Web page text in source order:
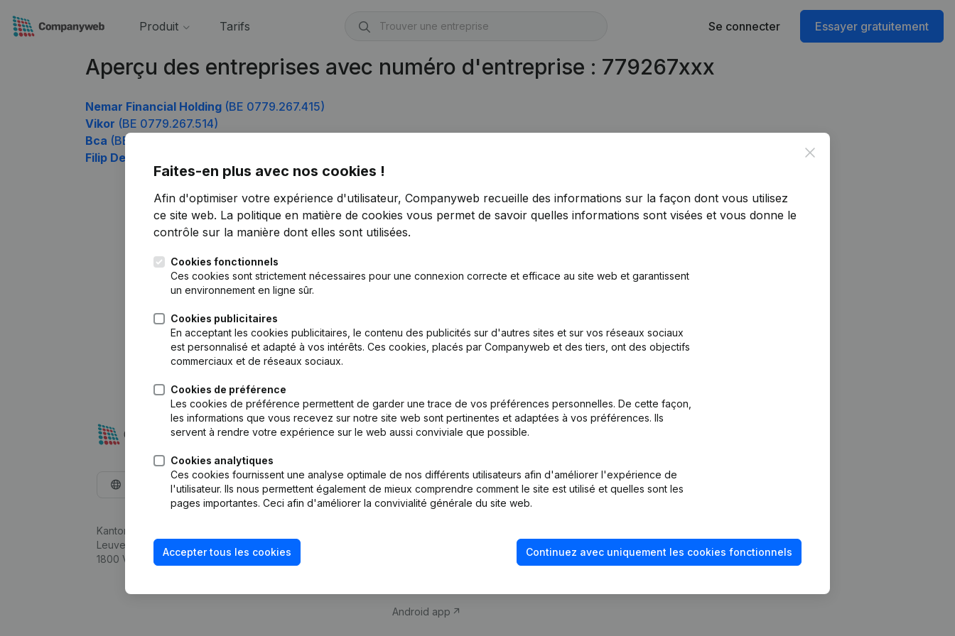
Produit Tarifs Se connecter Essayer gratuitement
Aperçu des entreprises avec numéro d'entreprise : 779267xxx
Nemar Financial Holding (BE 0779.267.415)
Vikor (BE 0779.267.514)
Bca (BE 0779.267.712)
Filip De Neef
Close
Faites-en plus avec nos cookies !
Afin d'optimiser votre expérience d'utilisateur, Companyweb recueille des informations sur la façon dont vous utilisez
ce site web. La politique en matière de cookies vous permet de savoir quelles informations sont visées et vous donne le
contrôle sur la manière dont elles sont utilisées.
Cookies fonctionnels
Ces cookies sont strictement nécessaires pour une connexion correcte et efficace au site web et garantissent
un environnement en ligne sûr.
Cookies publicitaires
En acceptant les cookies publicitaires, le contenu des publicités sur d'autres sites et sur vos réseaux sociaux
est personnalisé et adapté à vos intérêts. Ces cookies, placés par Companyweb et des tiers, ont des objectifs
commerciaux et de réseaux sociaux.
Cookies de préférence
Les cookies de préférence permettent de garder une trace de vos préférences personnelles. De cette façon,
les informations que vous recevez sur notre site web sont pertinentes et adaptées à vos préférences. Ils
servent à rendre votre expérience sur le web aussi conviviale que possible.
Cookies analytiques
Ces cookies fournissent une analyse optimale de nos différents utilisateurs afin d'améliorer l'expérience de
l'utilisateur. Ils nous permettent également de mieux comprendre comment le site est utilisé et quelles sont les
pages importantes. Ceci afin d'améliorer la convivialité générale du site web.
Accepter tous les cookies Continuez avec uniquement les cookies fonctionnels
Français
Kantorenpark Everest
Leuvensesteenweg 248D,
1800 Vilvoorde
Produit
d’entreprise
Monitoring
Android app
fraude
Consulter des comptes annuels
Vérification de la solvabilité